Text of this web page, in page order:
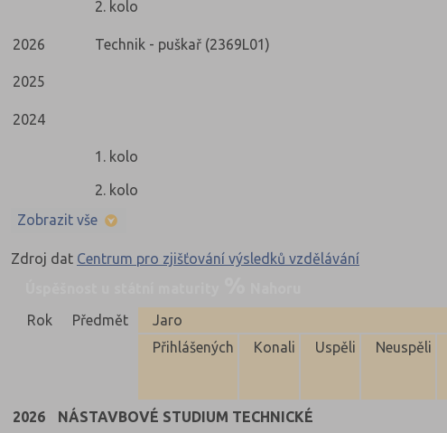
2. kolo
2026 Technik - puškař (2369L01)
2025
2024
1. kolo
2. kolo
Zobrazit vše
Zdroj dat Centrum pro zjišťování výsledků vzdělávání
Rok
Předmět Jaro
Přihlášených
Konali Uspěli Neuspěli
2026
NÁSTAVBOVÉ STUDIUM TECHNICKÉ